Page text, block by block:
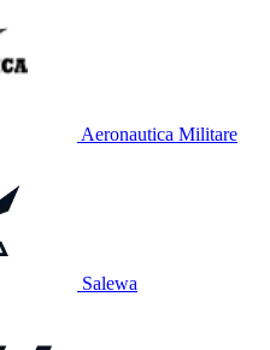
Aeronautica Militare
Salewa